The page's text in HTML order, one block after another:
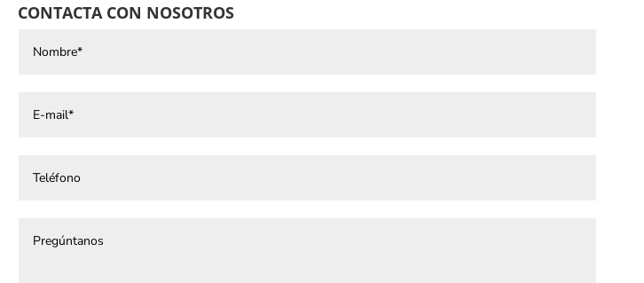
CONTACTA CON NOSOTROS